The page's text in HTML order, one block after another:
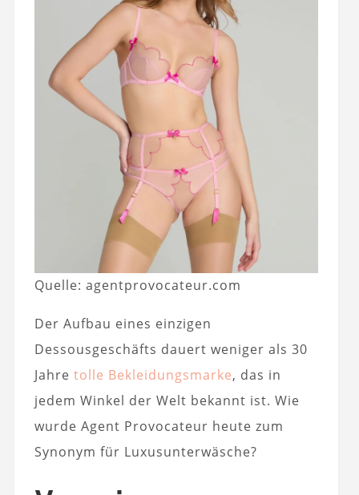
Quelle: agentprovocateur.com
Der Aufbau eines einzigen
Dessousgeschäfts dauert weniger als 30
Jahre tolle Bekleidungsmarke, das in
jedem Winkel der Welt bekannt ist. Wie
wurde Agent Provocateur heute zum
Synonym für Luxusunterwäsche?